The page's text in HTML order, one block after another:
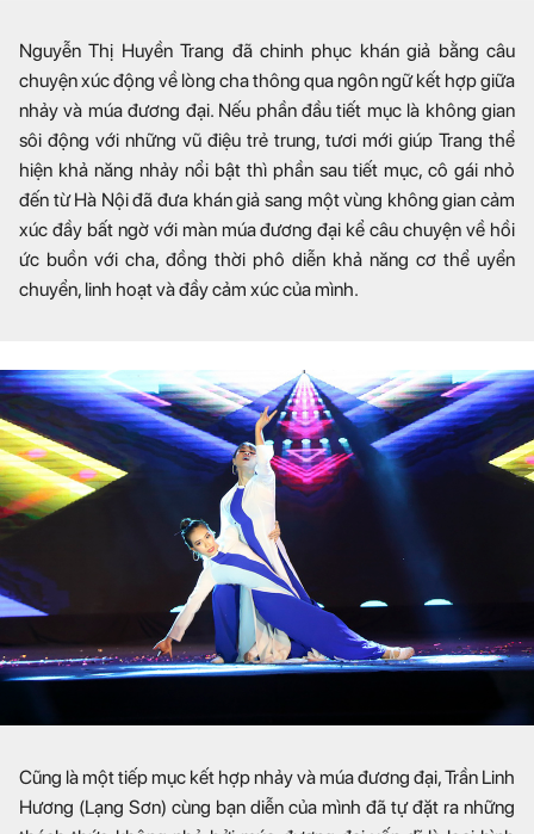
Nguyễn Thị Huyền Trang đã chinh phục khán giả bằng câu
chuyện xúc động về lòng cha thông qua ngôn ngữ kết hợp giữa
nhảy và múa đương đại. Nếu phần đầu tiết mục là không gian
sôi động với những vũ điệu trẻ trung, tươi mới giúp Trang thể
hiện khả năng nhảy nổi bật thì phần sau tiết mục, cô gái nhỏ
đến từ Hà Nội đã đưa khán giả sang một vùng không gian cảm
xúc đầy bất ngờ với màn múa đương đại kể câu chuyện về hồi
ức buồn với cha, đồng thời phô diễn khả năng cơ thể uyển
chuyển, linh hoạt và đầy cảm xúc của mình.
Cũng là một tiếp mục kết hợp nhảy và múa đương đại, Trần Linh
Hương (Lạng Sơn) cùng bạn diễn của mình đã tự đặt ra những